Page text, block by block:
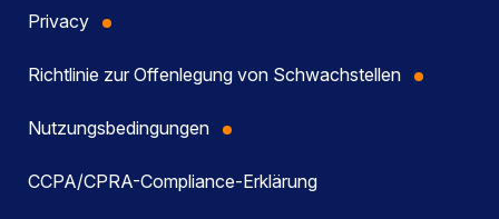
Privacy
Richtlinie zur Offenlegung von Schwachstellen
Nutzungsbedingungen
CCPA/CPRA-Compliance-Erklärung